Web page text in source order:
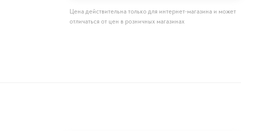
Цена действительна только для интернет-магазина и может
отличаться от цен в розничных магазинах